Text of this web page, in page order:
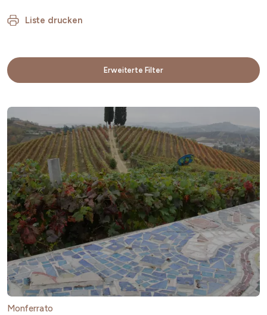
Liste drucken
Erweiterte Filter
Monferrato